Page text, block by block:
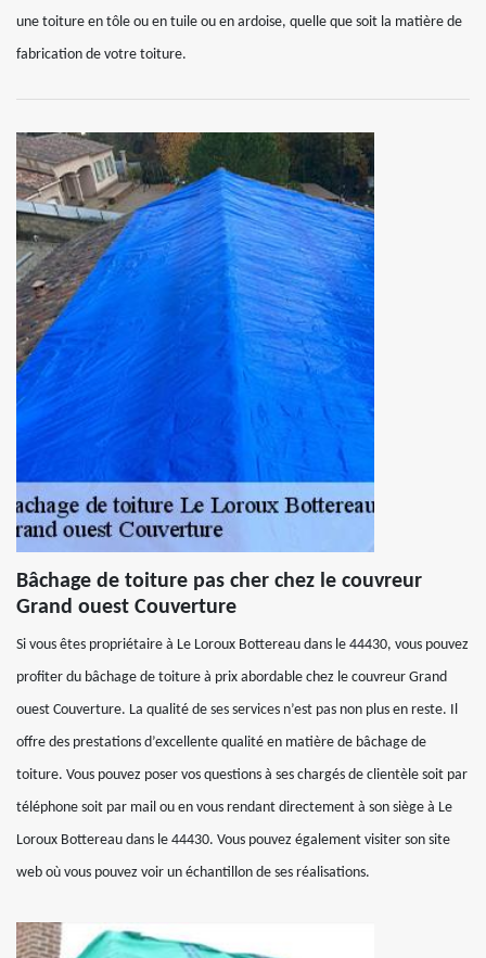
une toiture en tôle ou en tuile ou en ardoise, quelle que soit la matière de
fabrication de votre toiture.
Bâchage de toiture pas cher chez le couvreur
Grand ouest Couverture
Si vous êtes propriétaire à Le Loroux Bottereau dans le 44430, vous pouvez
profiter du bâchage de toiture à prix abordable chez le couvreur Grand
ouest Couverture. La qualité de ses services n’est pas non plus en reste. Il
offre des prestations d’excellente qualité en matière de bâchage de
toiture. Vous pouvez poser vos questions à ses chargés de clientèle soit par
téléphone soit par mail ou en vous rendant directement à son siège à Le
Loroux Bottereau dans le 44430. Vous pouvez également visiter son site
web où vous pouvez voir un échantillon de ses réalisations.